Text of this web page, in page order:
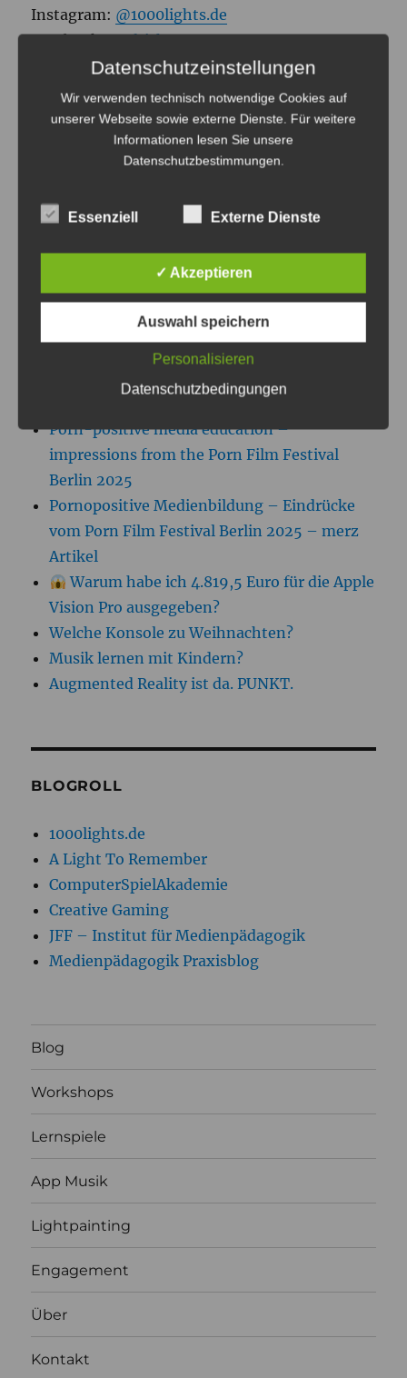
Instagram: @1000lights.de
Facebook:@ulrich1000
nach:
LETZTE ARTIKEL
KI kennzeichnen – aber wann eigentlich?
25 Jahre Lernspiele, ein neuer Fokus: Meine
Porn-positive media education –
impressions from the Porn Film Festival
Berlin 2025
Pornopositive Medienbildung – Eindrücke
vom Porn Film Festival Berlin 2025 – merz
Artikel
Warum habe ich 4.819,5 Euro für die Apple
Vision Pro ausgegeben?
Welche Konsole zu Weihnachten?
Musik lernen mit Kindern?
Augmented Reality ist da. PUNKT.
BLOGROLL
1000lights.de
A Light To Remember
ComputerSpielAkademie
Creative Gaming
JFF – Institut für Medienpädagogik
Medienpädagogik Praxisblog
Blog
Workshops
Lernspiele
App Musik
Lightpainting
Engagement
Über
Kontakt
Datenschutzeinstellungen
Wir verwenden technisch notwendige Cookies auf
unserer Webseite sowie externe Dienste. Für weitere
Informationen lesen Sie unsere
Datenschutzbestimmungen
Essenziell Externe Dienste
✓ Akzeptieren
Auswahl speichern
Personalisieren
Datenschutzbedingungen